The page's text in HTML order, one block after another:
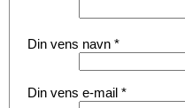
Din vens navn *
Din vens e-mail *